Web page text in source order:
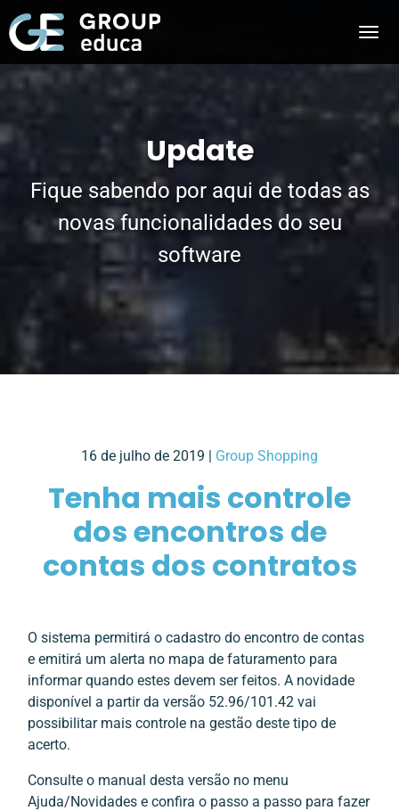
Update
Fique sabendo por aqui de todas as
novas funcionalidades do seu
software
16 de julho de 2019 | Group Shopping
Tenha mais controle
dos encontros de
contas dos contratos
O sistema permitirá o cadastro do encontro de contas
e emitirá um alerta no mapa de faturamento para
informar quando estes devem ser feitos. A novidade
disponível a partir da versão 52.96/101.42 vai
possibilitar mais controle na gestão deste tipo de
acerto.
Consulte o manual desta versão no menu
Ajuda/Novidades e confira o passo a passo para fazer